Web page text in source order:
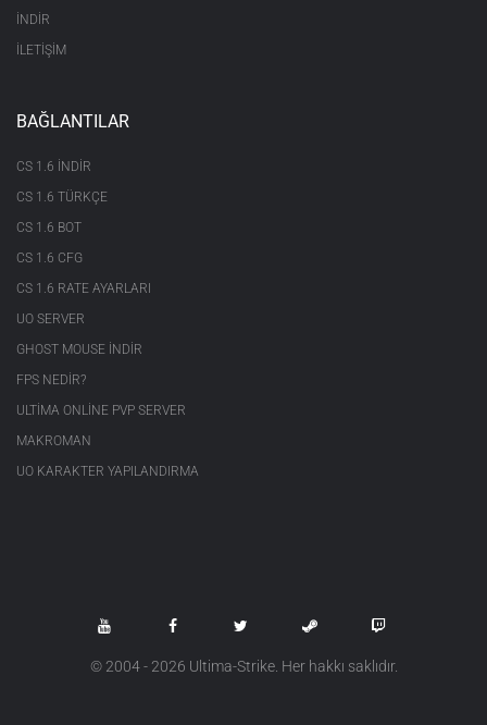
İNDİR
İLETİŞİM
BAĞLANTILAR
CS 1.6 INDIR
CS 1.6 TÜRKÇE
CS 1.6 BOT
CS 1.6 CFG
CS 1.6 RATE AYARLARI
UO SERVER
GHOST MOUSE INDIR
FPS NEDIR?
ULTIMA ONLINE PVP SERVER
MAKROMAN
UO KARAKTER YAPILANDIRMA
© 2004 - 2026 Ultima-Strike. Her hakkı saklıdır.